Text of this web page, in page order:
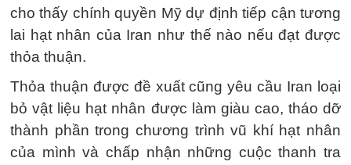
cho thấy chính quyền Mỹ dự định tiếp cận tương
lai hạt nhân của Iran như thế nào nếu đạt được
thỏa thuận.
Thỏa thuận được đề xuất cũng yêu cầu Iran loại
bỏ vật liệu hạt nhân được làm giàu cao, tháo dỡ
thành phần trong chương trình vũ khí hạt nhân
của mình và chấp nhận những cuộc thanh tra